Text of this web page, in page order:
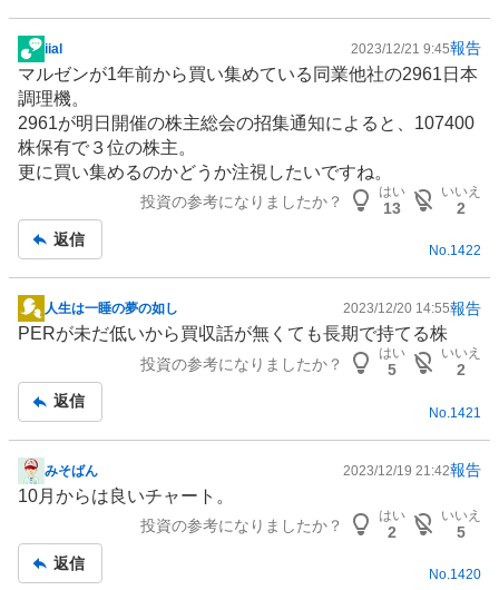
掲
示
板
記
事
iial 2023/12/21 9:45報告
マルゼンが1年前から買い集めている同業他社の2961日本
調理機。
2961が明日開催の株主総会の招集通知によると、107400
株保有で３位の株主。
更に買い集めるのかどうか注視したいですね。
投資の参考になりましたか？
はい
13
いいえ
2
返信
No.1422
掲
示
事
人生は一睡の夢の如し 2023/12/20 14:55報告
PERが未だ低いから買収話が無くても長期で持てる株
投資の参考になりましたか？
はい
5
いいえ
2
返信
No. 1421
掲
示
事
みそばん 2023/12/19 21:42報告
10月からは良いチャート。
投資の参考になりましたか？
はい
2
いいえ
5
返信
No.1420